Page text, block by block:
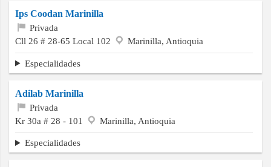
Contacto
Ips Coodan Marinilla
Privada
Cll 26 # 28-65 Local 102
Marinilla, Antioquia
Especialidades
Adilab Marinilla
Privada
Kr 30a # 28 - 101
Marinilla, Antioquia
Especialidades